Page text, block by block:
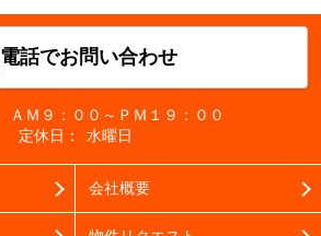
電話でお問い合わせ
ＡＭ９：００～ＰＭ１９：００
定休日：
水曜日
会社概要